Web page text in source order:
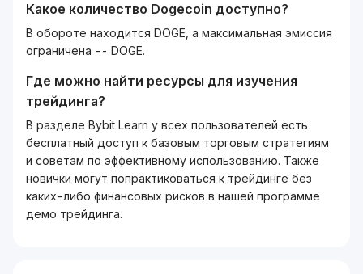
Какое количество Dogecoin доступно?
В обороте находится DOGE, а максимальная эмиссия
ограничена -- DOGE.
Где можно найти ресурсы для изучения
трейдинга?
В разделе Bybit Learn у всех пользователей есть
бесплатный доступ к базовым торговым стратегиям
и советам по эффективному использованию. Также
новички могут попрактиковаться к трейдинге без
каких-либо финансовых рисков в нашей программе
демо трейдинга.